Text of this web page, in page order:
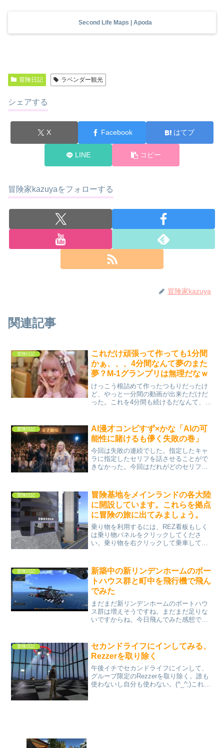
Second Life Maps | Apoda
冒険日記 ラベンダー観光
シェアする
X Facebook はてブ
LINE コピー
冒険家kazuyaをフォローする
冒険家kazuya
関連記事
冒険日記
これだけ頑張って作っても1分間
かぁ、、、4分間なんて夢のまた
夢？M-1グランプリは無理だなｗ
けっこう根詰めて作ったつもりだったけ
ど、やっと一分間の動画が出来ただけだ
った。これを4分間も続けるだなんて、や
冒険日記
AI漫才コンビすず×かな「AIの可
能性に賭けるも儚く失敗の巻」
今回は失敗の連続でした。指定したキャ
ラに指定したセリフを話させることがで
きなかった。今回はだれがどのセリフを
た。最初からちゃんとキャラとセリフを
リンクさせる設定をしておか...
冒険日記
冒険基地をメインランドの各大陸
に開設しています。これらを拠点
に冒険の旅に出てみましょう。
乗り物を利用するには、REZ看板もしく
は乗り物パネルをクリックしてくださ
い。乗り物を右クリックして乗車して冒
片付けは不要です。パネルの乗り物は冒
険倶楽部のグループ会員...
冒険日記
新築中の新リンデンホームのボー
トハウス群と町中を飛行機で飛ん
でみた
まだまだ新リンデンホームのボートハウ
ス群は増えそうですね。まだまだ足りな
いですからね。今日飛んでみた感想で
がまだ整備されていませんし、ボートハ
ウスに至ってはまだ建物が立...
冒険日記
セカンドライフにインしてみる、
Rezzerを取り除く
午後イチでセカンドライフにインして、
グループ限定のRezzerを取り除く。誰も
使わないし自分も使わない。(^_^;)これで